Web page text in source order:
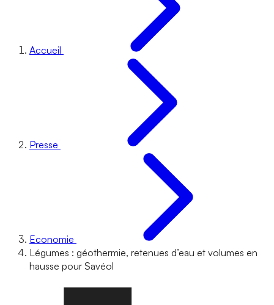
Accueil
Presse
Economie
Légumes : géothermie, retenues d’eau et volumes en
hausse pour Savéol